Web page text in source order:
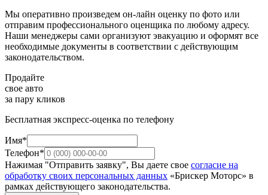
Мы оперативно произведем он-лайн оценку по фото или
отправим профессионального оценщика по любому адресу.
Наши менеджеры сами организуют эвакуацию и оформят все
необходимые документы в соответствии с действующим
законодательством.
Продайте
свое авто
за пару кликов
Бесплатная экспресс-оценка по телефону
Имя*
Телефон*
Нажимая "Отправить заявку", Вы даете свое согласие на
обработку своих персональных данных «Брискер Моторс» в
рамках действующего законодательства.